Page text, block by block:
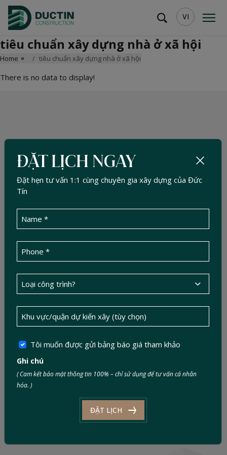
VI
tiêu chuẩn xây dựng nhà ở xã hội
Home tiêu chuẩn xây dựng nhà ở xã hội
There is no data to display!
No. 1, 623D Street, Phuoc Long Ward, Ho Chi
Minh City, Vietnam
info@ductinconstruction.vn
ĐẶT LỊCH NGAY
Đặt hẹn tư vấn 1:1 cùng chuyên gia xây dựng của Đức
Tín
Tôi muốn được gửi bảng báo giá tham khảo
Ghi chú
( Cam kết bảo mật thông tin 100% – chỉ sử dụng để tư vấn cá nhân
hóa. )
ĐẶT LỊCH